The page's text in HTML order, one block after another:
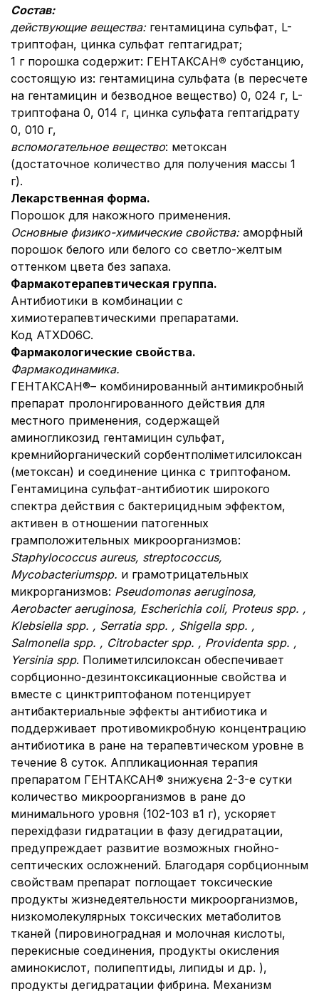
Состав:
действующие вещества: гентамицина сульфат, L-
триптофан, цинка сульфат гептагидрат;
1 г порошка содержит: ГЕНТАКСАН® субстанцию,
состоящую из: гентамицина сульфата (в пересчете
на гентамицин и безводное вещество) 0, 024 г, L-
триптофана 0, 014 г, цинка сульфата гептагідрату
0, 010 г,
вспомогательное вещество: метоксан
(достаточное количество для получения массы 1
г).
Лекарственная форма.
Порошок для накожного применения.
Основные физико-химические свойства: аморфный
порошок белого или белого со светло-желтым
оттенком цвета без запаха.
Фармакотерапевтическая группа.
Антибиотики в комбинации с
химиотерапевтическими препаратами.
Код АТХD06С.
Фармакологические свойства.
Фармакодинамика.
ГЕНТАКСАН®– комбинированный антимикробный
препарат пролонгированного действия для
местного применения, содержащей
аминогликозид гентамицин сульфат,
кремнийорганический сорбентполіметилсилоксан
(метоксан) и соединение цинка с триптофаном.
Гентамицина сульфат-антибиотик широкого
спектра действия с бактерицидным эффектом,
активен в отношении патогенных
грамположительных микроорганизмов:
Staphylococcus aureus, streptococcus,
Mycobacteriumspp. и грамотрицательных
микрорганизмов: Pseudomonas aeruginosa,
Aerobacter aeruginosa, Escherichia coli, Proteus spp. ,
Klebsiella spp. , Serratia spp. , Shigella spp. ,
Salmonella spp. , Citrobacter spp. , Providenta spp. ,
Yersinia spp. Полиметилсилоксан обеспечивает
сорбционно-дезинтоксикационные свойства и
вместе с цинктриптофаном потенцирует
антибактериальные эффекты антибиотика и
поддерживает противомикробную концентрацию
антибиотика в ране на терапевтическом уровне в
течение 8 суток. Аппликационная терапия
препаратом ГЕНТАКСАН® знижуєна 2-3-е сутки
количество микроорганизмов в ране до
минимального уровня (102-103 в1 г), ускоряет
перехідфази гидратации в фазу дегидратации,
предупреждает развитие возможных гнойно-
септических осложнений. Благодаря сорбционным
свойствам препарат поглощает токсические
продукты жизнедеятельности микроорганизмов,
низкомолекулярных токсических метаболитов
тканей (пировиноградная и молочная кислоты,
перекисные соединения, продукты окисления
аминокислот, полипептиды, липиды и др. ),
продукты дегидратации фибрина. Механизм